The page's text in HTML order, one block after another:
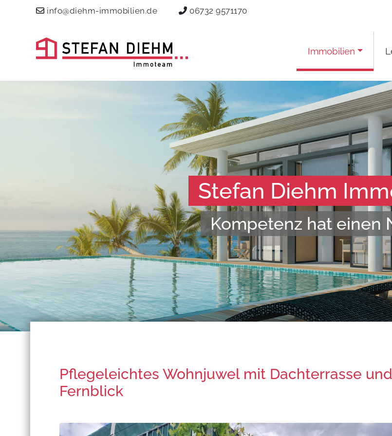
info@diehm-immobilien.de 06732 9571170
Immobilien
Stefan Diehm
Kompetent, gut vernetzt, fair
Pflegeleichtes Wohnjuwel mit Dachterrasse und
Fernblick